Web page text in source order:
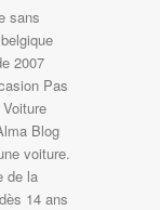
sans
2007
Pas
Voiture
Blog
voiture.
de la
14 ans